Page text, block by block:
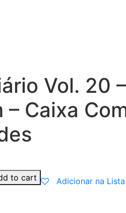
Vol. 20
– Caixa
to cart Adicionar na